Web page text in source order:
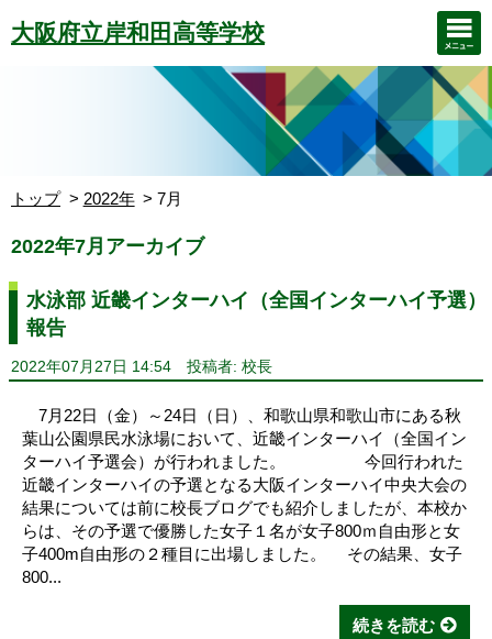
大阪府立岸和田高等学校
トップ 2022年 7月
2022年7月アーカイブ
水泳部 近畿インターハイ（全国インターハイ予選）
報告
2022年07月27日 14:54 投稿者: 校長
7月22日（金）～24日（日）、和歌山県和歌山市にある秋
葉山公園県民水泳場において、近畿インターハイ（全国イン
ターハイ予選会）が行われました。 今回行われた
近畿インターハイの予選となる大阪インターハイ中央大会の
結果については前に校長ブログでも紹介しましたが、本校か
らは、その予選で優勝した女子１名が女子800ｍ自由形と女
子400m自由形の２種目に出場しました。 その結果、女子
800...
続きを読む